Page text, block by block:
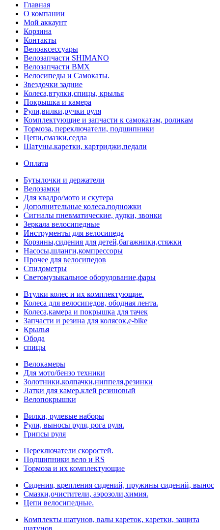
Главная
О компании
Мой аккаунт
Корзина
Контакты
Велоаксессуары
Велозапчасти SHIMANO
Велозапчасти BMX
Велосипеды и Самокаты.
Звездочки задние
Колеса,втулки,спицы, крылья
Покрышка и камера
Рули,вилки,ручки руля
Комплектующие и запчасти к самокатам, роликам
Тормоза, переключатели, подшипники
Цепи,смазки,седла
Шатуны,каретки, картриджи,педали
Оплата
Бутылочки и держатели
Велозамки
Для квадро/мото и скутера
Дополнительные колеса,подножки
Сигналы пневматические, дудки, звонки
Зеркала велосипедные
Инструменты для велосипеда
Корзины,сидения для детей,багажники,стяжки
Насосы,шланги,компрессоры
Прочее для велосипедов
Спидометры
Светомузыкальное оборудование,фары
Втулки колес и их комплектующие.
Колеса для велосипедов, ободная лента.
Колеса,камера и покрышка для тачек
Запчасти и резина для колясок,e-bike
Крылья
Обода
спицы
Велокамеры
Для мото/бензо техники
Золотники,колпачки,ниппеля,резинки
Латки для камер,клей резиновый
Велопокрышки
Вилки, рулевые наборы
Рули, выносы руля, рога руля.
Грипсы руля
Переключатели скоростей.
Подшипники вело и RS
Тормоза и их комплектующие
Сидения, крепления сидений, пружины сидений, вынос
Смазки,очистители, аэрозоли,химия.
Цепи велосипедные.
Комплекты шатунов, валы кареток, каретки, защита